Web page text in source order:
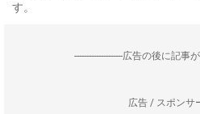
す。
--------------------広告の後に記事
広告 / スポンサ